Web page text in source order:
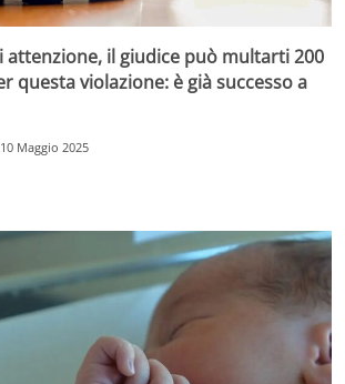
attenzione, il giudice può multarti 200
questa violazione: è già successo a
10 Maggio 2025